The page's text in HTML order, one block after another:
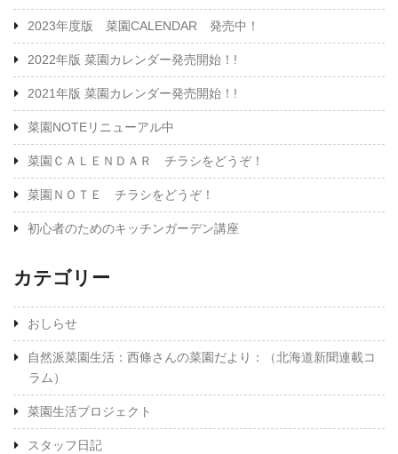
2023年度版 菜園CALENDAR 発売中！
2022年版 菜園カレンダー発売開始！!
2021年版 菜園カレンダー発売開始！!
菜園NOTEリニューアル中
菜園ＣＡＬＥＮＤＡＲ チラシをどうぞ！
菜園ＮＯＴＥ チラシをどうぞ！
初心者のためのキッチンガーデン講座
カテゴリー
おしらせ
自然派菜園生活：西條さんの菜園だより：（北海道新聞連載コ
ラム）
菜園生活プロジェクト
スタッフ日記